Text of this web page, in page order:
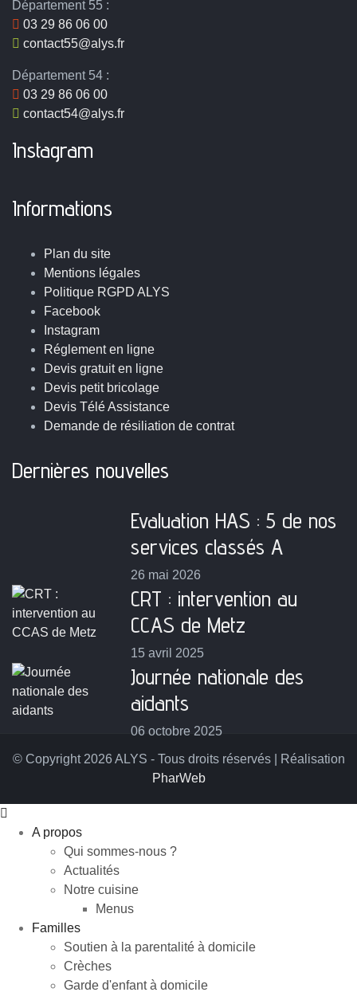
Département 55 :
03 29 86 06 00
contact55@alys.fr
Département 54 :
03 29 86 06 00
contact54@alys.fr
Instagram
Informations
Plan du site
Mentions légales
Politique RGPD ALYS
Facebook
Instagram
Réglement en ligne
Devis gratuit en ligne
Devis petit bricolage
Devis Télé Assistance
Demande de résiliation de contrat
Dernières nouvelles
Evaluation HAS : 5 de nos
services classés A
26 mai 2026
CRT : intervention au
CCAS de Metz
15 avril 2025
Journée nationale des
aidants
06 octobre 2025
© Copyright 2026 ALYS - Tous droits réservés | Réalisation
PharWeb
A propos
Qui sommes-nous ?
Actualités
Notre cuisine
Menus
Familles
Soutien à la parentalité à domicile
Crèches
Garde d'enfant à domicile